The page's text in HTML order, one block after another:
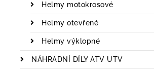
Helmy motokrosové
Helmy otevřené
Helmy výklopné
NÁHRADNÍ DÍLY ATV UTV